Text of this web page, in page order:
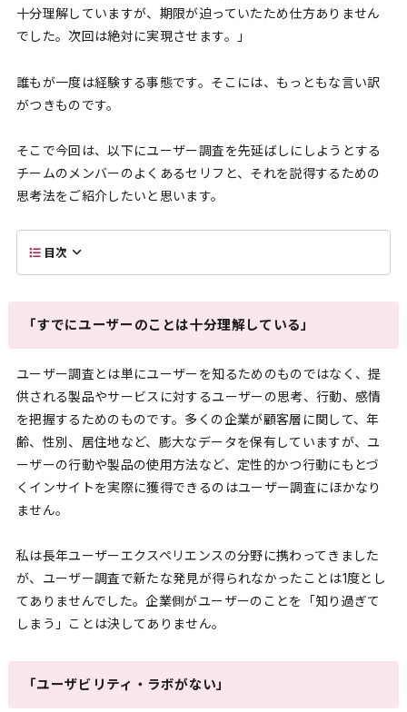
十分理解していますが、期限が迫っていたため仕方ありません
でした。次回は絶対に実現させます。」
誰もが一度は経験する事態です。そこには、もっともな言い訳
がつきものです。
そこで今回は、以下にユーザー調査を先延ばしにしようとする
チームのメンバーのよくあるセリフと、それを説得するための
思考法をご紹介したいと思います。
目次
「すでにユーザーのことは十分理解している」
ユーザー調査とは単にユーザーを知るためのものではなく、提
供される製品やサービスに対するユーザーの思考、行動、感情
を把握するためのものです。多くの企業が顧客層に関して、年
齢、性別、居住地など、膨大なデータを保有していますが、ユ
ーザーの行動や製品の使用方法など、定性的かつ行動にもとづ
くインサイトを実際に獲得できるのはユーザー調査にほかなり
ません。
私は長年ユーザーエクスペリエンスの分野に携わってきました
が、ユーザー調査で新たな発見が得られなかったことは1度とし
てありませんでした。企業側がユーザーのことを「知り過ぎて
しまう」ことは決してありません。
「ユーザビリティ・ラボがない」